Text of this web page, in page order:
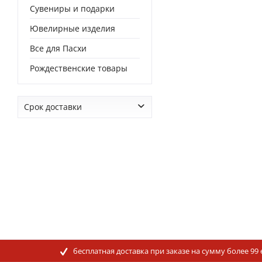
Сувениры и подарки
Ювелирные изделия
Все для Пасхи
Рождественские товары
Срок доставки
бесплатная доставка при заказе на сумму более 99